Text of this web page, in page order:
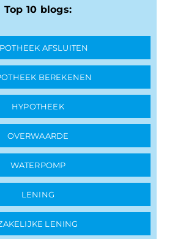
Top 10 blogs:
AFSLUITEN
BEREKENEN
HYPOTHEEK
OVERWAARDE
WATERPOMP
LENING
LENING